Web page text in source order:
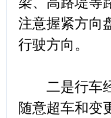
注意握紧方向
行驶方向。
二是行车经
随意超车和变